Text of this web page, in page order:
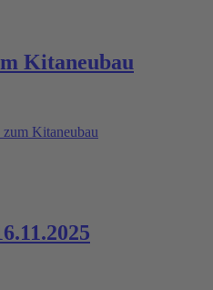
Kitaneubau
Kitaneubau